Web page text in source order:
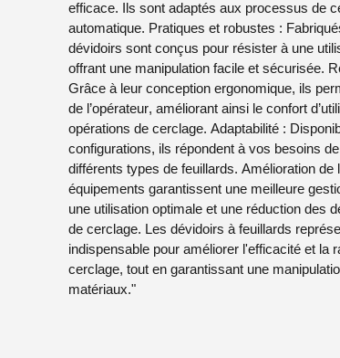
efficace. Ils sont adaptés aux processus de
automatique. Pratiques et robustes :
dévidoirs sont conçus pour résister à une
offrant une manipulation facile et sécurisée.
Grâce à leur conception ergonomique, ils
de l’opérateur, améliorant ainsi le confort
opérations de cerclage. Adaptabilité :
configurations, ils répondent à vos besoins
différents types de feuillards. Amélioration de
équipements garantissent une meilleure
une utilisation optimale et une réduction des
de cerclage. Les dévidoirs à feuillards
indispensable pour améliorer l'efficacité et la
cerclage, tout en garantissant une
matériaux."